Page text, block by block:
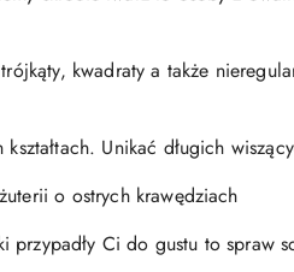
kwadraty a także
Unikać długich
o ostrych krawędziach
przypadły Ci do gustu to spraw